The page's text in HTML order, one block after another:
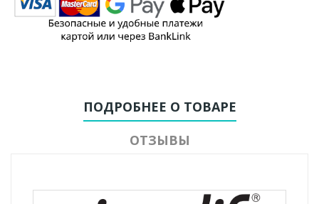
ПОДРОБНЕЕ О ТОВАРЕ
ОТЗЫВЫ